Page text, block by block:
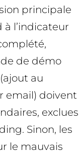
principale
l’indicateur
de démo
au
email) doivent
exclues
Sinon, les
le mauvais